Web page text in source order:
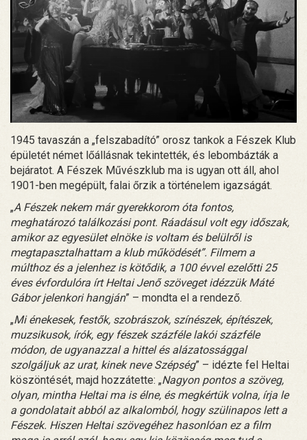
1945 tavaszán a „felszabadító” orosz tankok a Fészek Klub
épületét német lőállásnak tekintették, és lebombázták a
bejáratot. A Fészek Művészklub ma is ugyan ott áll, ahol
1901-ben megépült, falai őrzik a történelem igazságát.
„A Fészek nekem már gyerekkorom óta fontos,
meghatározó találkozási pont. Ráadásul volt egy időszak,
amikor az egyesület elnöke is voltam és belülről is
megtapasztalhattam a klub működését”. Filmem a
múlthoz és a jelenhez is kötődik, a 100 évvel ezelőtti 25
éves évfordulóra írt Heltai Jenő szöveget idézzük Máté
Gábor jelenkori hangján” – mondta el a rendező.
„Mi énekesek, festők, szobrászok, színészek, építészek,
muzsikusok, írók, egy fészek százféle lakói százféle
módon, de ugyanazzal a hittel és alázatossággal
szolgáljuk az urat, kinek neve Szépség” – idézte fel Heltai
köszöntését, majd hozzátette: „Nagyon pontos a szöveg,
olyan, mintha Heltai ma is élne, és megkértük volna, írja le
a gondolatait abból az alkalomból, hogy szülinapos lett a
Fészek. Hiszen Heltai szövegéhez hasonlóan ez a film